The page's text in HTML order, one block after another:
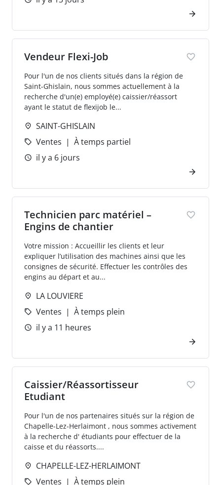
Vendeur Flexi-Job
Pour l'un de nos clients situés dans la région de
Saint-Ghislain, nous sommes actuellement à la
recherche d'un(e) employé(e) caissier/réassort
ayant le statut de flexijob le...
SAINT-GHISLAIN
Ventes
À temps partiel
il y a 6 jours
Technicien parc matériel –
Engins de chantier
Votre mission : Accueillir les clients et leur
expliquer l’utilisation des machines ainsi que les
consignes de sécurité. Effectuer les contrôles des
engins au départ et au...
LA LOUVIERE
Ventes
À temps plein
il y a 11 heures
Caissier/Réassortisseur
Etudiant
Pour l'un de nos partenaires situés sur la région de
Chapelle-Lez-Herlaimont , nous sommes activement
à la recherche d' étudiants pour effectuer de la
caisse et du réassorts....
CHAPELLE-LEZ-HERLAIMONT
Ventes
À temps plein